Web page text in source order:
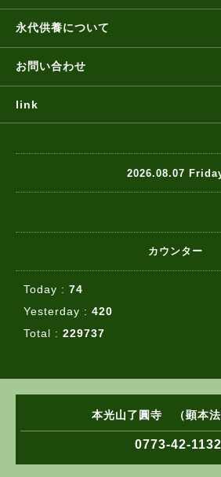
永代供養について
お問い合わせ
link
2026.08.07
カウンター
Today : 74
Yesterday : 420
Total : 229737
本光山了圓寺 （顕本法
0773-42-1132